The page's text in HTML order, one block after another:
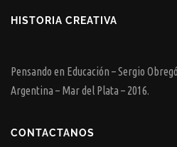
HISTORIA CREATIVA
Pensando en Educación – Sergio
Argentina – Mar del Plata – 2016.
CONTACTANOS